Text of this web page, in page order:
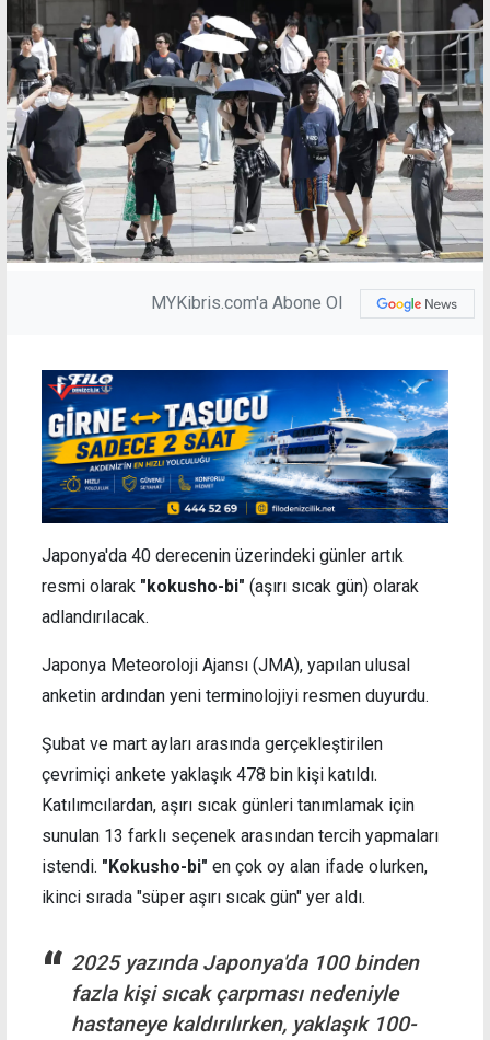
MYKibris.com'a Abone Ol
Japonya'da 40 derecenin üzerindeki günler artık
resmi olarak "kokusho-bi" (aşırı sıcak gün) olarak
adlandırılacak.
Japonya Meteoroloji Ajansı (JMA), yapılan ulusal
anketin ardından yeni terminolojiyi resmen duyurdu.
Şubat ve mart ayları arasında gerçekleştirilen
çevrimiçi ankete yaklaşık 478 bin kişi katıldı.
Katılımcılardan, aşırı sıcak günleri tanımlamak için
sunulan 13 farklı seçenek arasından tercih yapmaları
istendi. "Kokusho-bi" en çok oy alan ifade olurken,
ikinci sırada "süper aşırı sıcak gün" yer aldı.
2025 yazında Japonya'da 100 binden
fazla kişi sıcak çarpması nedeniyle
hastaneye kaldırılırken, yaklaşık 100-